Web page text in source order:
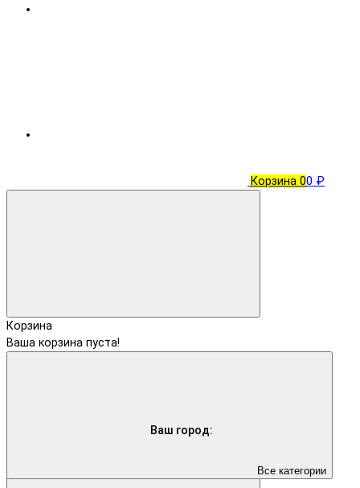
Ваш город:
Корзина 00 ₽
Корзина
Ваша корзина пуста!
Все категории